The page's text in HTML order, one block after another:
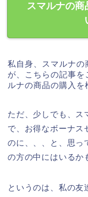
スマルナの
私自身、スマルナの
が、こちらの記事
ルナの商品の購入を
ただ、少しでも、ス
で、お得なボーナス
のに、、、と、思っ
の方の中にはいるか
というのは、私の友